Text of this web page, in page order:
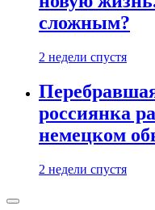
сложным?
2 недели спустя
россиянка
немецком
2 недели спустя